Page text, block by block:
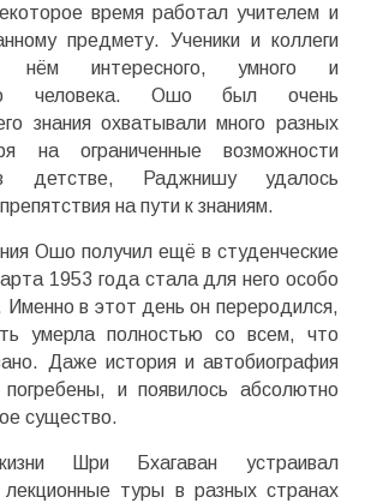
время работал учителем и
предмету. Ученики и коллеги
нём интересного, умного и
человека. Ошо был очень
знания охватывали много разных
на ограниченные возможности
детстве, Раджнишу удалось
на пути к знаниям.
Ошо получил ещё в студенческие
1953 года стала для него особо
Именно в этот день он переродился,
умерла полностью со всем, что
Даже история и автобиография
и появилось абсолютно
существо.
Шри Бхагаван устраивал
лекционные туры в разных странах